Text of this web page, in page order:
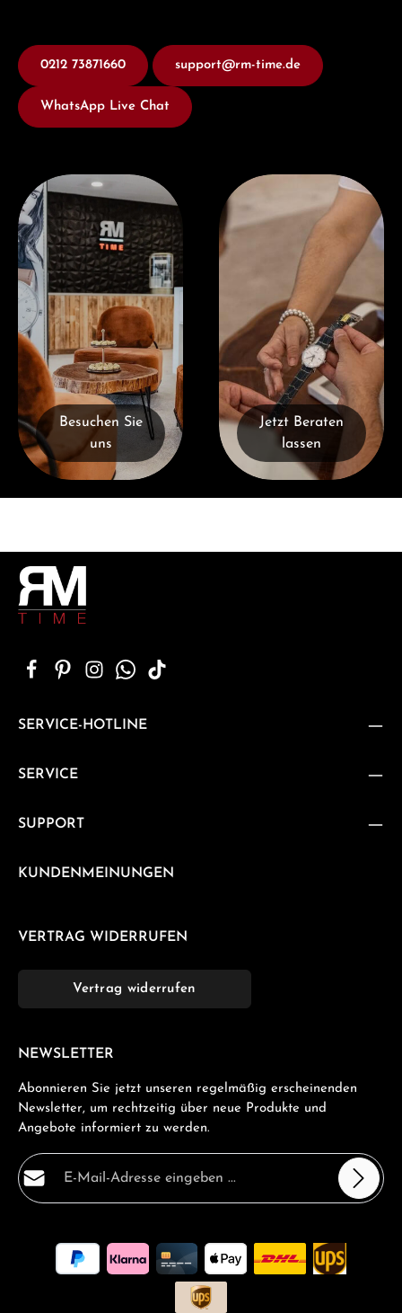
0212 73871660 support@rm-time.de
WhatsApp Live Chat
Besuchen Sie uns
Besuchen Sie
uns
Jetzt Beraten lassen
Jetzt Beraten
lassen
SERVICE-HOTLINE
SERVICE
SUPPORT
KUNDENMEINUNGEN
VERTRAG WIDERRUFEN
Vertrag widerrufen
NEWSLETTER
Abonnieren Sie jetzt unseren regelmäßig erscheinenden
Newsletter, um rechtzeitig über neue Produkte und
Angebote informiert zu werden.
E-Mail-Adresse*
Ich habe die
Datenschutzbestimmungen
zur Kenntnis
genommen und dieAGBgelesen und bin mit ihnen
Pflichtfelder.